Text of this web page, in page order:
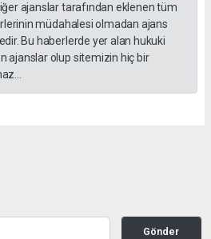
ajanslar tarafından eklenen tüm
müdahalesi olmadan ajans
Bu haberlerde yer alan hukuki
ajanslar olup sitemizin hiç bir
Gönder